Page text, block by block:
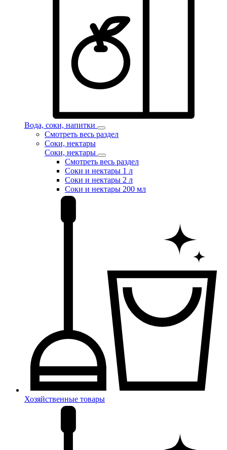
Вода, соки, напитки
Смотреть весь раздел
Соки, нектары
Соки, нектары
Смотреть весь раздел
Соки и нектары 1 л
Соки и нектары 2 л
Соки и нектары 200 мл
Хозяйственные товары